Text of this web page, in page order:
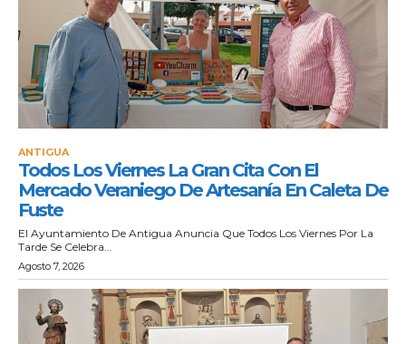
ANTIGUA
Todos Los Viernes La Gran Cita Con El
Mercado Veraniego De Artesanía En Caleta De
Fuste
El Ayuntamiento De Antigua Anuncia Que Todos Los Viernes Por La
Tarde Se Celebra...
Agosto 7, 2026